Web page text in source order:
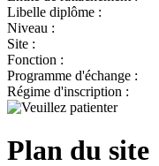
Libelle diplôme :
Niveau :
Site :
Fonction :
Programme d'échange :
Régime d'inscription :
Plan du site